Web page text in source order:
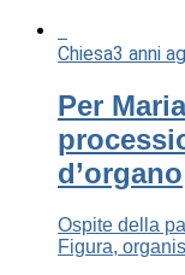
Chiesa3 anni
Per
d’organo
Ospite della
Figura,